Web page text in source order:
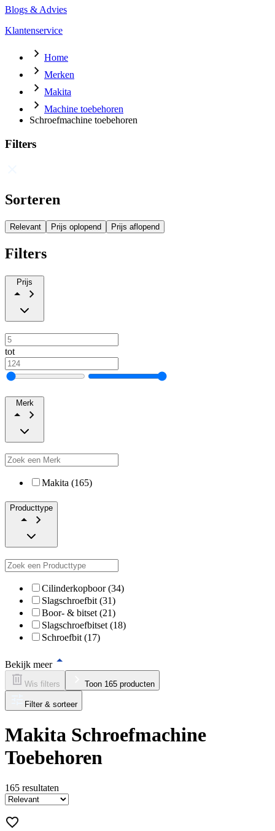
Blogs & Advies
Klantenservice
Home
Merken
Makita
Machine toebehoren
Schroefmachine toebehoren
Filters
Sorteren
Relevant Prijs oplopend Prijs aflopend
Filters
Prijs
tot
Merk
Makita (165)
Producttype
Cilinderkopboor (34)
Slagschroefbit (31)
Boor- & bitset (21)
Slagschroefbitset (18)
Schroefbit (17)
Bekijk meer
Wis filters Toon 165 producten
Filter & sorteer
Makita Schroefmachine
Toebehoren
165 resultaten